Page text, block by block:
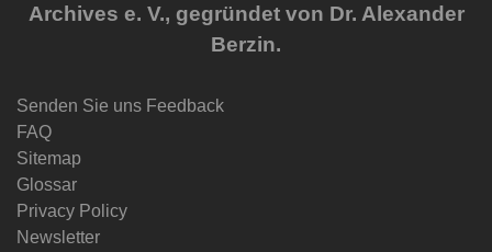
Archives e. V., gegründet von Dr. Alexander
Berzin.
Senden Sie uns Feedback
FAQ
Sitemap
Glossar
Privacy Policy
Newsletter